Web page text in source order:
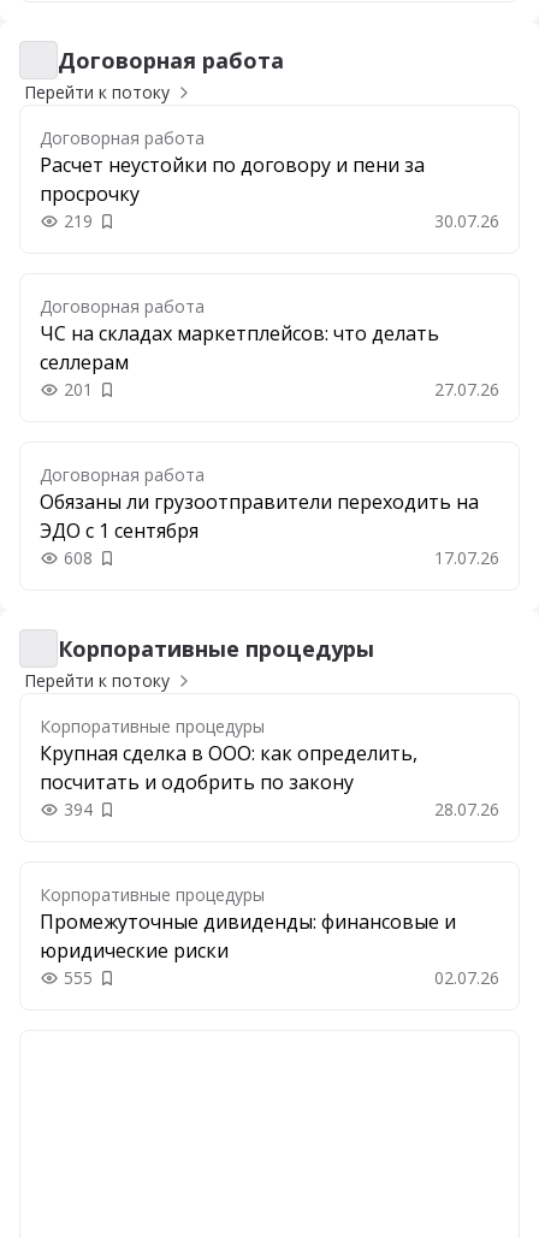
Договорная работа
Договорная работа
Перейти к потоку
Договорная работа
Расчет неустойки по договору и пени за
просрочку
219 Добавить в закладки 30.07.26
Договорная работа
ЧС на складах маркетплейсов: что делать
селлерам
201 Добавить в закладки 27.07.26
Договорная работа
Обязаны ли грузоотправители переходить на
ЭДО с 1 сентября
608 Добавить в закладки 17.07.26
Корпоративные процедуры
Корпоративные процедуры
Перейти к потоку
Корпоративные процедуры
Крупная сделка в ООО: как определить,
посчитать и одобрить по закону
394 Добавить в закладки 28.07.26
Корпоративные процедуры
Промежуточные дивиденды: финансовые и
юридические риски
555 Добавить в закладки 02.07.26